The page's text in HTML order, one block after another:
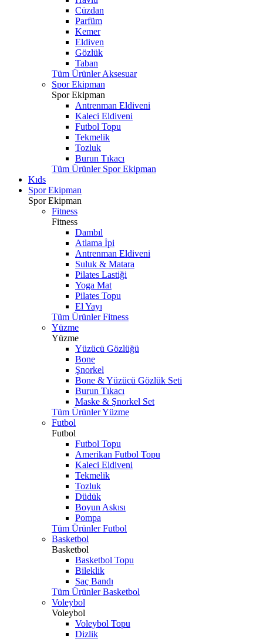
Cüzdan
Parfüm
Kemer
Eldiven
Gözlük
Taban
Tüm Ürünler Aksesuar
Spor Ekipman
Spor Ekipman
Antrenman Eldiveni
Kaleci Eldiveni
Futbol Topu
Tekmelik
Tozluk
Burun Tıkacı
Tüm Ürünler Spor Ekipman
Kıds
Spor Ekipman
Spor Ekipman
Fitness
Fitness
Dambıl
Atlama İpi
Antrenman Eldiveni
Suluk & Matara
Pilates Lastiği
Yoga Mat
Pilates Topu
El Yayı
Tüm Ürünler Fitness
Yüzme
Yüzme
Yüzücü Gözlüğü
Bone
Şnorkel
Bone & Yüzücü Gözlük Seti
Burun Tıkacı
Maske & Şnorkel Set
Tüm Ürünler Yüzme
Futbol
Futbol
Futbol Topu
Amerikan Futbol Topu
Kaleci Eldiveni
Tekmelik
Tozluk
Düdük
Boyun Askısı
Pompa
Tüm Ürünler Futbol
Basketbol
Basketbol
Basketbol Topu
Bileklik
Saç Bandı
Tüm Ürünler Basketbol
Voleybol
Voleybol
Voleybol Topu
Dizlik